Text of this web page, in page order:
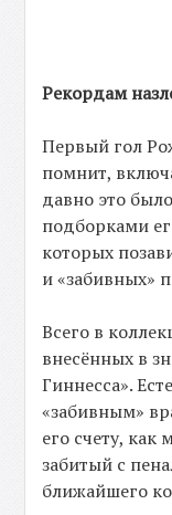
Рекордам
Первый гол
помнит,
давно это
подборками
которых
и «забивных»
Всего в
внесённых в
Гиннесса».
«забивным»
его счету,
забитый с
ближайшего